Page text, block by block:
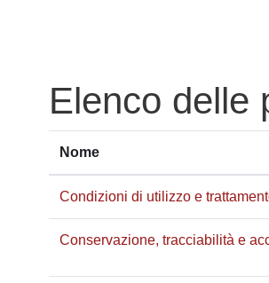
Elenco delle
Nome
Condizioni di utilizzo e
Conservazione, tracciabilità e